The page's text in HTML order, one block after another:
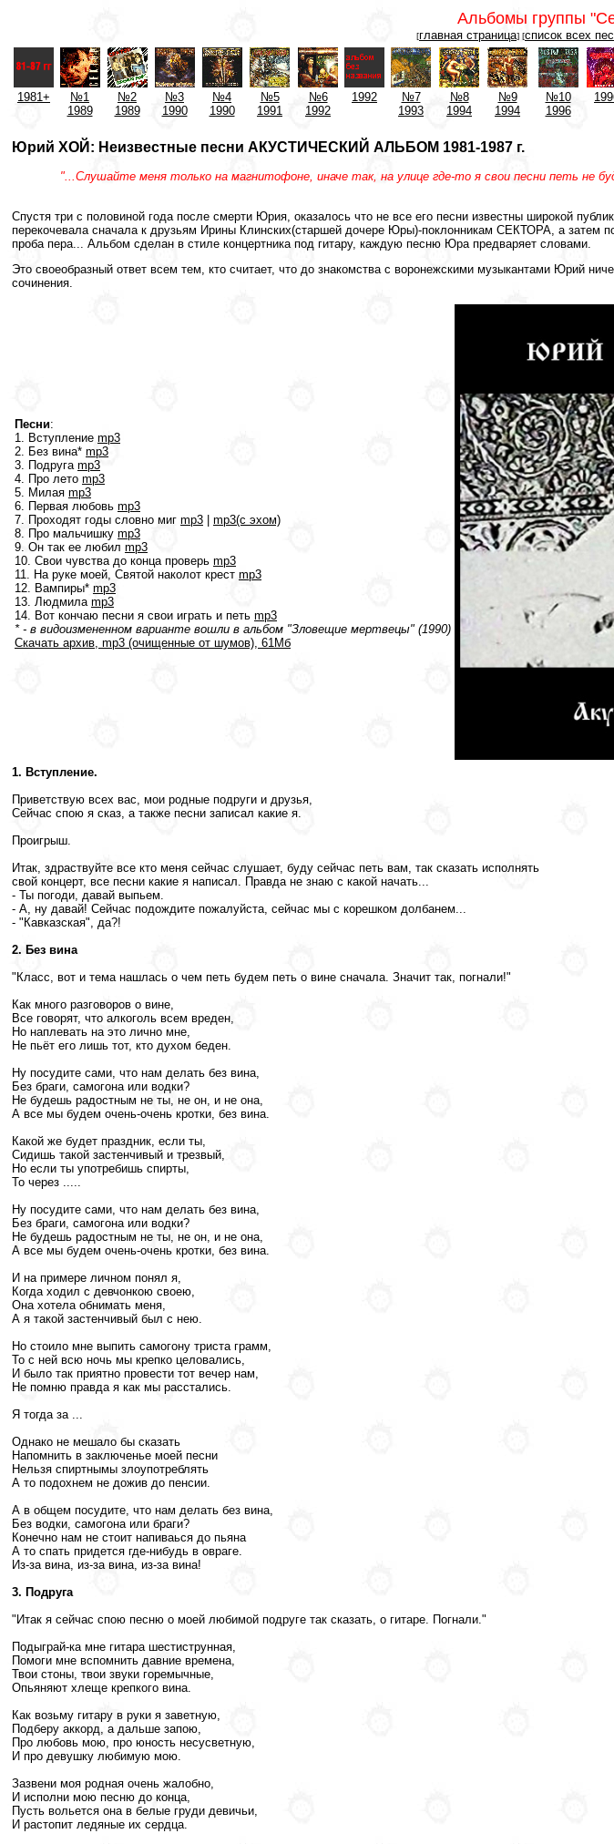
Альбомы группы
[главная страница] [список всех
1981+
№1
1989
№2
1989
№3
1990
№4
1990
№5
1991
№6
1992
1992
№7
1993
№8
1994
№9
1994
№10
1996
Юрий ХОЙ: Неизвестные песни АКУСТИЧЕСКИЙ АЛЬБОМ 1981-1987 г.
"...Cлушайте меня только на магнитофоне, иначе так, на улице где-то я свои песни петь не
Спустя три с половиной года после смерти Юрия, оказалось что не все его песни известны широкой
перекочевала сначала к друзьям Ирины Клинских(старшей дочере Юры)-поклонникам СЕКТОРА, а затем
проба пера... Альбом сделан в стиле концертника под гитару, каждую песню Юра предваряет словами.
Это своеобразный ответ всем тем, кто считает, что до знакомства с воронежскими музыкантами Юрий
сочинения.
Песни:
1. Вступление mp3
2. Без вина* mp3
3. Подруга mp3
4. Про лето mp3
5. Милая mp3
6. Первая любовь mp3
7. Проходят годы словно миг mp3 | mp3(с эхом)
8. Про мальчишку mp3
9. Он так ее любил mp3
10. Свои чувства до конца проверь mp3
11. На руке моей, Святой наколот крест mp3
12. Вампиры* mp3
13. Людмила mp3
14. Вот кончаю песни я свои играть и петь mp3
* - в видоизмененном варианте вошли в альбом "Зловещие мертвецы" (1990)
Скачать архив, mp3 (очищенные от шумов), 61Мб
1. Вступление.
Приветствую всех вас, мои родные подруги и друзья,
Сейчас спою я сказ, а также песни записал какие я.
Проигрыш.
Итак, здраствуйте все кто меня сейчас слушает, буду сейчас петь вам, так сказать исполнять
свой концерт, все песни какие я написал. Правда не знаю с какой начать...
- Ты погоди, давай выпьем.
- А, ну давай! Сейчас подождите пожалуйста, сейчас мы с корешком долбанем...
- "Кавказская", да?!
2. Без вина
"Класс, вот и тема нашлась о чем петь будем петь о вине сначала. Значит так, погнали!"
Как много разговоров о вине,
Все говорят, что алкоголь всем вреден,
Но наплевать на это лично мне,
Не пьёт его лишь тот, кто духом беден.
Ну посудите сами, что нам делать без вина,
Без браги, самогона или водки?
Не будешь радостным не ты, не он, и не она,
А все мы будем очень-очень кротки, без вина.
Какой же будет праздник, если ты,
Сидишь такой застенчивый и трезвый,
Но если ты употребишь спирты,
То через .....
Ну посудите сами, что нам делать без вина,
Без браги, самогона или водки?
Не будешь радостным не ты, не он, и не она,
А все мы будем очень-очень кротки, без вина.
И на примере личном понял я,
Когда ходил с девчонкою своею,
Она хотела обнимать меня,
А я такой застенчивый был с нею.
Но стоило мне выпить самогону триста грамм,
То с ней всю ночь мы крепко целовались,
И было так приятно провести тот вечер нам,
Не помню правда я как мы расстались.
Я тогда за ...
Однако не мешало бы сказать
Напомнить в заключенье моей песни
Нельзя спиртнымы злоупотреблять
А то подохнем не дожив до пенсии.
А в общем посудите, что нам делать без вина,
Без водки, самогона или браги?
Конечно нам не стоит напиваься до пьяна
А то спать придется где-нибудь в овраге.
Из-за вина, из-за вина, из-за вина!
3. Подруга
"Итак я сейчас спою песню о моей любимой подруге так сказать, о гитаре. Погнали."
Подыграй-ка мне гитара шестиструнная,
Помоги мне вспомнить давние времена,
Твои стоны, твои звуки горемычные,
Опьяняют хлеще крепкого вина.
Как возьму гитару в руки я заветную,
Подберу аккорд, а дальше запою,
Про любовь мою, про юность несусветную,
И про девушку любимую мою.
Зазвени моя родная очень жалобно,
И исполни мою песню до конца,
Пусть вольется она в белые груди девичьи,
И растопит ледяные их сердца.